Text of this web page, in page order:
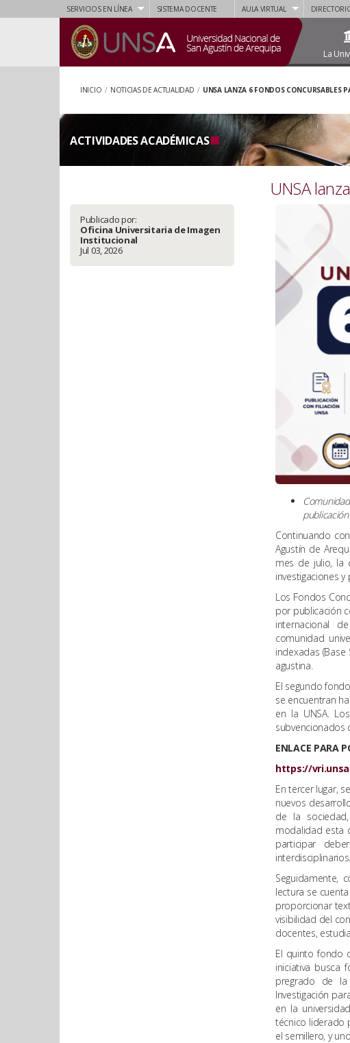
SERVICIOS EN LÍNEA SISTEMA DOCENTE AULA VIRTUAL
La
INICIO / NOTICIAS DE ACTUALIDAD / UNSA LANZA 6 FONDOS CONCURSABLES
ACTIVIDADES ACADÉMICAS
UNSA
Publicado por:
Oficina Universitaria de Imagen
Institucional
Jul 03, 2026
Continuando
Agustín de
mes de julio, la
investigaciones
Los Fondos
por publicación
internacional
comunidad
indexadas
agustina.
El segundo
se encuentran
en la UNSA.
subvencionados
ENLACE PARA
https://
En tercer lugar,
nuevos
de la
modalidad esta
participar
interdisciplinarios.
Seguidamente,
lectura se
proporcionar
visibilidad del
docentes,
El quinto fondo
iniciativa busca
pregrado de la
Investigación
en la
técnico liderado
el semillero, y